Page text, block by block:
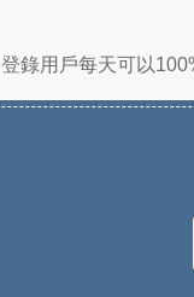
登錄用戶每天可以